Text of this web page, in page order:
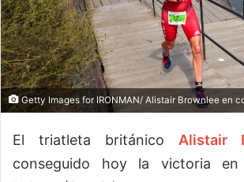
Getty Images for IRONMAN/ Alistair Brownlee en
El triatleta británico Alistair
conseguido hoy la victoria